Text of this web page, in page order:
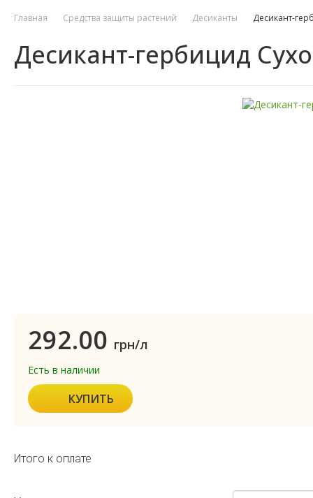
Главная Средства защиты растений Десиканты Десикант-
Десикант-гербицид
292.00 грн/л
Есть в наличии
КУПИТЬ
Итого к оплате